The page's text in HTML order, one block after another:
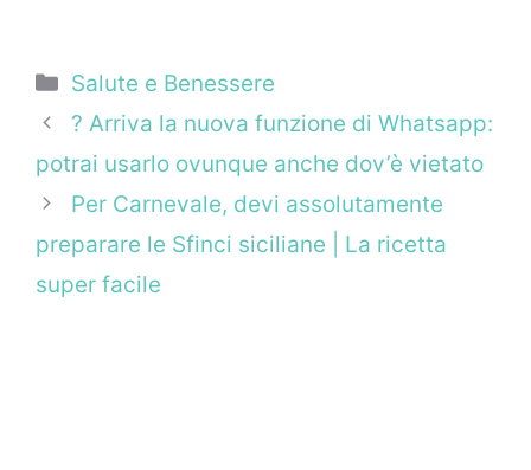
Categorie
Salute e Benessere
? Arriva la nuova funzione di Whatsapp:
potrai usarlo ovunque anche dov’è vietato
Per Carnevale, devi assolutamente
preparare le Sfinci siciliane | La ricetta
super facile